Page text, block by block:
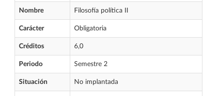
Nombre Filosofía política II
Carácter Obligatoria
Créditos 6,0
Periodo Semestre 2
Situación No implantada